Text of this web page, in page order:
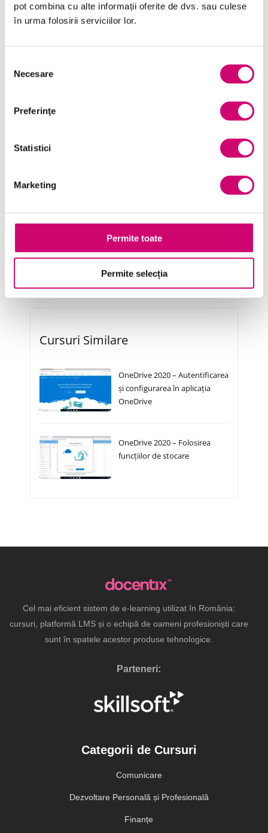
pot combina cu alte informații oferite de dvs. sau culese
în urma folosirii serviciilor lor.
consimțământului
Necesare
Preferinţe
Statistici
Marketing
Permite toate
Permite selecția
Comunicare
Limba Engleză
Microsoft Office
Resurse Umane
Serviciul clienți
Transformare Digitală
Cursuri Similare
OneDrive 2020 – Autentificarea
și configurarea în aplicația
OneDrive
OneDrive 2020 – Folosirea
funcțiilor de stocare
Cel mai eficient sistem de e-learning utilizat în România:
cursuri, platformă LMS și o echipă de oameni profesioniști care
sunt în spatele acestor produse tehnologice.
Parteneri:
Categorii de Cursuri
Comunicare
Dezvoltare Personală și Profesională
Finanțe